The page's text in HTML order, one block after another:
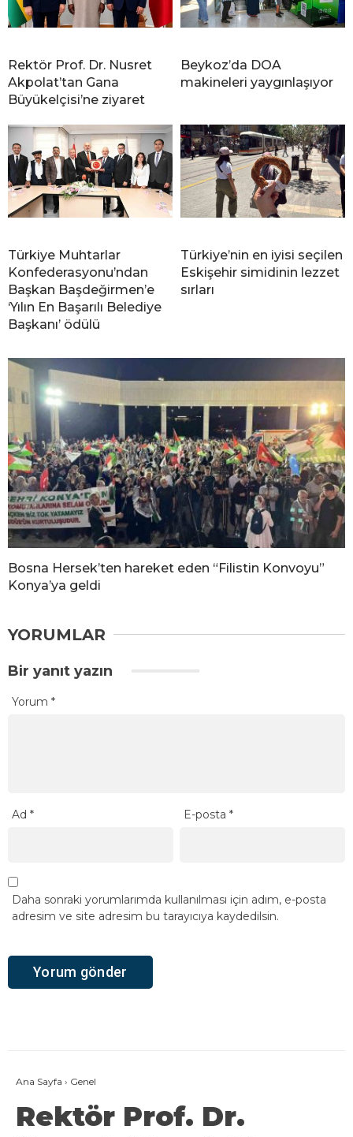
Rektör Prof. Dr. Nusret
Akpolat’tan Gana
Büyükelçisi’ne ziyaret
Beykoz’da DOA
makineleri yaygınlaşıyor
Türkiye Muhtarlar
Konfederasyonu’ndan
Başkan Başdeğirmen’e
‘Yılın En Başarılı Belediye
Başkanı’ ödülü
Türkiye’nin en iyisi seçilen
Eskişehir simidinin lezzet
sırları
Bosna Hersek’ten hareket eden “Filistin Konvoyu”
Konya’ya geldi
YORUMLAR
Bir yanıt yazın
Yorum *
Ad * E-posta*
Daha sonraki yorumlarımda kullanılması için adım, e-posta
adresim ve site adresim bu tarayıcıya kaydedilsin.
Ana Sayfa › Genel
Rektör Prof. Dr.